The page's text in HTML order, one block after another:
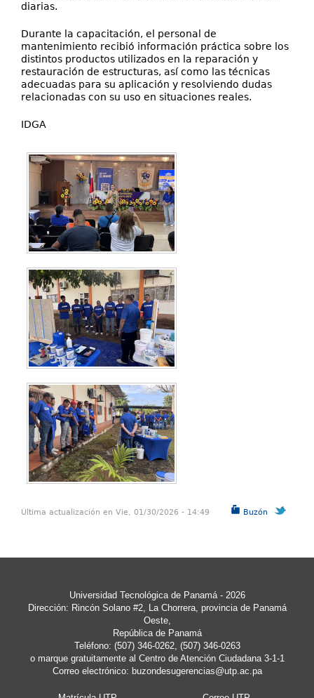
diarias.
Durante la capacitación, el personal de
mantenimiento recibió información práctica sobre los
distintos productos utilizados en la reparación y
restauración de estructuras, así como las técnicas
adecuadas para su aplicación y resolviendo dudas
relacionadas con su uso en situaciones reales.
IDGA
Buzón
Última actualización en Vie, 01/30/2026 - 14:49
Universidad Tecnológica de Panamá - 2026
Dirección: Rincón Solano #2, La Chorrera, provincia de Panamá
Oeste,
República de Panamá
Teléfono: (507) 346-0262, (507) 346-0263
o marque gratuitamente al Centro de Atención Ciudadana 3-1-1
Correo electrónico: buzondesugerencias@utp.ac.pa